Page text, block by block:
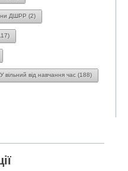
ДШРР (2)
У вільний від навчання час (188)